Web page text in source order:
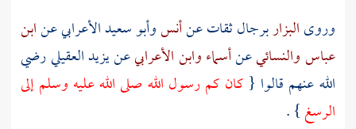
وروىالبزاربرجال ثقات عنأنسوأبو سعيد الأعرابيعنابن
عباسوالنسائيعنأسماءوابن الأعرابيعنيزيد العقيليرضي
الله عنهم قالوا {كان كم رسول الله صلى الله عليه وسلم إلى
الرسغ} .